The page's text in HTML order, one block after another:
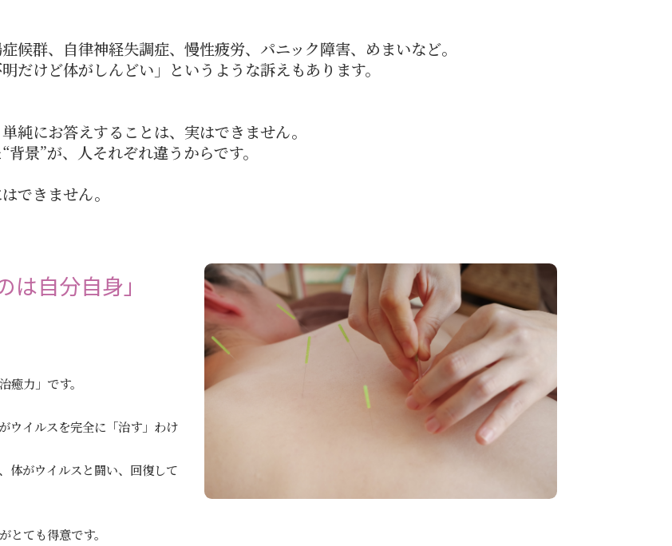
候群、自律神経失調症、慢性疲労、パニック障害、めまいなど。
だけど体がしんどい」というような訴えもあります。
純にお答えすることは、実はできません。
景”が、人それぞれ違うからです。
できません。
自分自身」
力」です。
ウイルスを完全に「治す」わけ
体がウイルスと闘い、回復して
ても得意です。